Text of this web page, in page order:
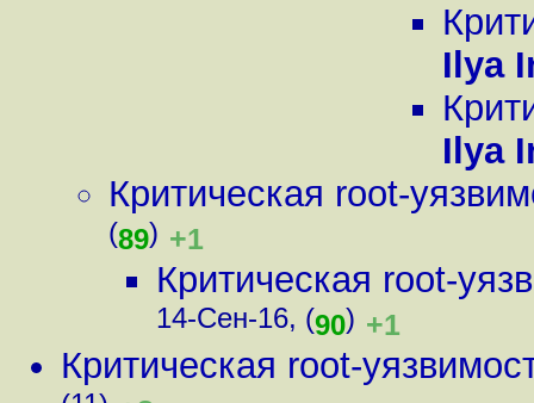
Ilya
Ilya
Критическая root-
(89) +1
Критическая root-
14-Сен-16, (90) +1
Критическая root-